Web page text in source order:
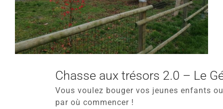
Chasse aux trésors 2.0 – Le
Vous voulez bouger vos jeunes enfants
par où commencer !